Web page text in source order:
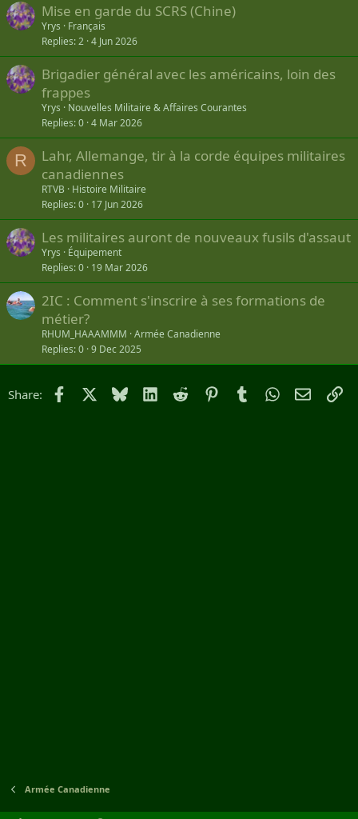
Mise en garde du SCRS (Chine)
Yrys
Français
Replies 2 4 Jun 2026
Brigadier général avec les américains, loin des
frappes
Yrys
Nouvelles Militaire & Affaires Courantes
Replies 0 4 Mar 2026
R
Lahr, Allemange, tir à la corde équipes militaires
canadiennes
RTVB
Histoire Militaire
Replies 0 17 Jun 2026
Les militaires auront de nouveaux fusils d'assaut
Yrys
Équipement
Replies 0 19 Mar 2026
2IC : Comment s'inscrire à ses formations de
métier?
RHUM_HAAAMMM Armée Canadienne
Replies 0 9 Dec 2025
Share: Facebook Bluesky LinkedIn
Reddit PinterestTumblrWhatsApp
Email
Armée Canadienne